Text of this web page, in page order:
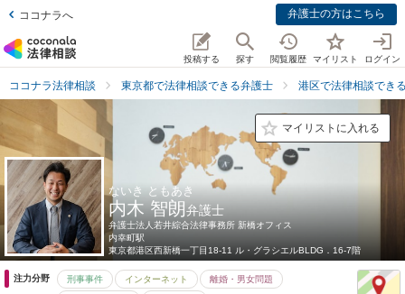
ココナラへ 弁護士の方はこちら
投稿する 探す 閲覧履歴 マイリスト ログイン
ココナラ法律相談 東京都で法律相談できる弁護士 港区で法律相談でき
マイリストに入れる
ないき ともあき
内木 智朗弁護士
弁護士法人若井綜合法律事務所 新橋オフィス
内幸町駅
東京都港区西新橋一丁目18-11 ル・グラシエルBLDG．16-7階
注力分野 刑事事件 インターネット 離婚・男女問題